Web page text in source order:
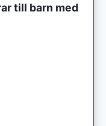
till barn med